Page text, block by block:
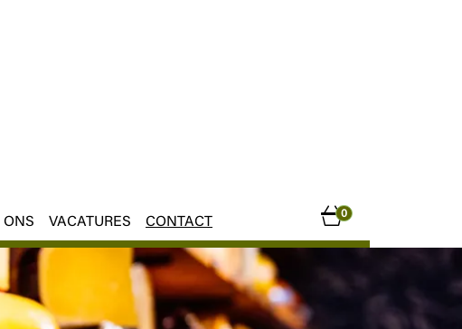
ONS VACATURES CONTACT
0